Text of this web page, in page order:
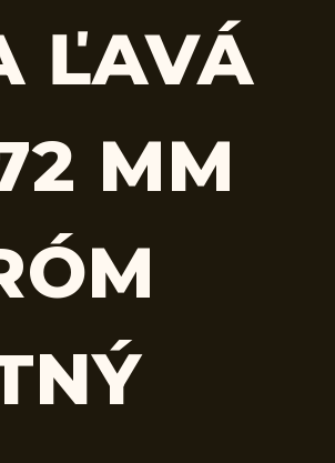
ĽAVÁ
MM